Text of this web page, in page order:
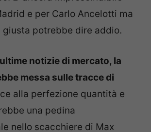
e per Carlo Ancelotti ma
giusta potrebbe dire addio.
notizie di mercato, la
messa sulle tracce di
alla perfezione quantità e
una pedina
nello scacchiere di Max